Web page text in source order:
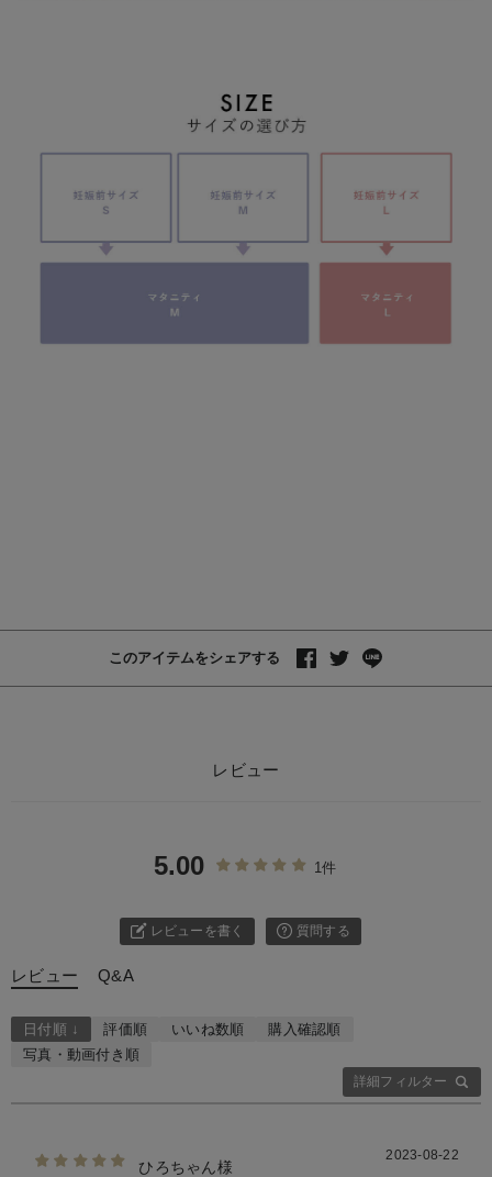
このアイテムをシェアする
レビュー
5.00 1件
レビューを書く 質問する
レビュー Q&A
詳細フィルター
日付順 ↓ 評価順 いいね数順
購入確認順
写真・動画付き順
ひろちゃん様
2023-08-22